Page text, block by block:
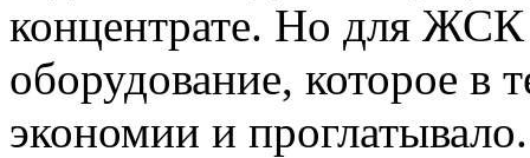
концентрате. Но для
оборудование, которое в
экономии и